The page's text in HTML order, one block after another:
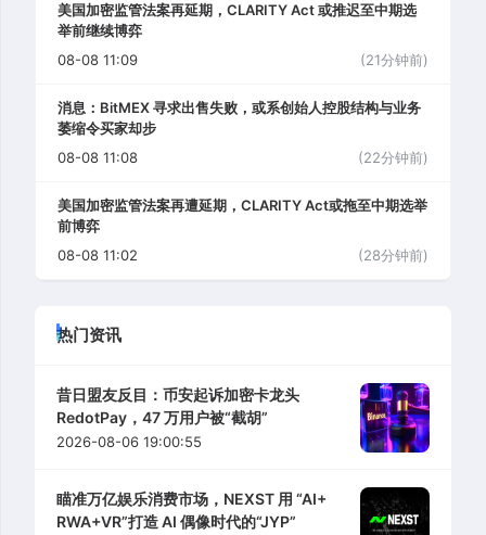
美国加密监管法案再延期，CLARITY Act 或推迟至中期选
举前继续博弈
08-08 11:09
(21分钟前)
消息：BitMEX 寻求出售失败，或系创始人控股结构与业务
萎缩令买家却步
08-08 11:08
(22分钟前)
美国加密监管法案再遭延期，CLARITY Act或拖至中期选举
前博弈
08-08 11:02
(28分钟前)
热门资讯
昔日盟友反目：币安起诉加密卡龙头
RedotPay，47 万用户被“截胡”
2026-08-06 19:00:55
瞄准万亿娱乐消费市场，NEXST 用 “AI+
RWA+VR”打造 AI 偶像时代的“JYP”